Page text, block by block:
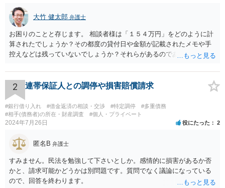
大竹 健太郎 弁護士
お困りのことと存じます。 相談者様は「１５４万円」をどのように計
算されたでしょうか？その都度の貸付日や金額が記載されたメモや手
控えなどは残っていないでしょうか？それらがあるのであればメール
です。 彼の住所については住民票上の住所であれば調査することは可
能です。 弁護士に依頼した際の費用にいては現在弁護士費用が自由化
されており法律事務所によって異なりますので、あくまで目安となり
ますが、交渉を依頼すると①着手金が請求額×8％or10万円の高い方、
②成功報酬が16％、③実費というところでしょうか。法律事務所によ
っては別途日当を請求するところもあると思います。 勝訴の見込みや
お伺いできればお伝えさせていただきますので、宜しければ、個別に
2 連帯保証人との調停や損害賠償請求
#銀行借り入れ #借金返済の相談・交渉 #特定調停
#多重債務
#相手(債務者)の所在・財産調査
#個人・プライベート
2024年7月26日 役にたった 2
匿名B 弁護士
すみません。民法を勉強して下さいとしか。感情的に損害があるか否
かと、請求可能かどうかは別問題です。質問でなく議論になっている
ので、回答を終わります。